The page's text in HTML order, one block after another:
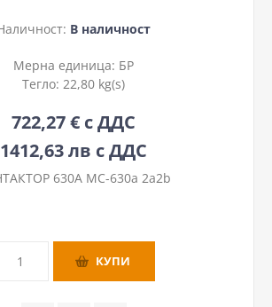
В наличност
Мерна единица: БР
Тегло: 22,80 kg(s)
722,27 € с ДДС
1412,63 лв с ДДС
630A MC-630a 2a2b